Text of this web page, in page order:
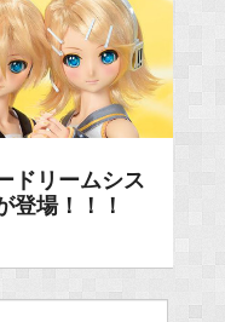
ドリームシス
登場！！！